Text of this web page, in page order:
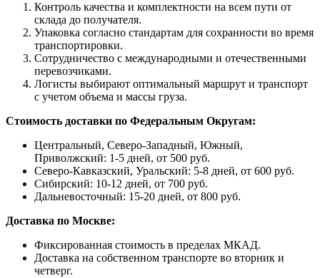
Контроль качества и комплектности на всем пути от
склада до получателя.
Упаковка согласно стандартам для сохранности во время
транспортировки.
Сотрудничество с международными и отечественными
перевозчиками.
Логисты выбирают оптимальный маршрут и транспорт
с учетом объема и массы груза.
Стоимость доставки по Федеральным Округам:
Центральный, Северо-Западный, Южный,
Приволжский: 1-5 дней, от 500 руб.
Северо-Кавказский, Уральский: 5-8 дней, от 600 руб.
Сибирский: 10-12 дней, от 700 руб.
Дальневосточный: 15-20 дней, от 800 руб.
Доставка по Москве:
Фиксированная стоимость в пределах МКАД.
Доставка на собственном транспорте во вторник и
четверг.